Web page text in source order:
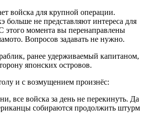
войска для крупной операции.
больше не представляют интереса для
этого момента вы перенаправлены
Вопросов задавать не нужно.
ранее удерживаемый капитаном,
японских островов.
и с возмущением произнёс:
все войска за день не перекинуть. Да
анцы собираются продолжить штурм